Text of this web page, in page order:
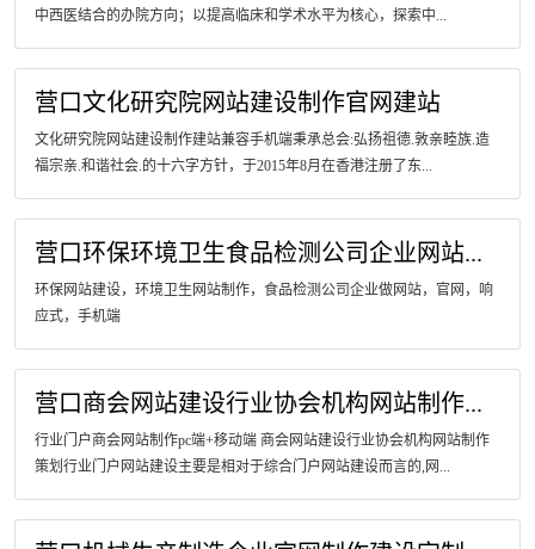
中西医结合的办院方向；以提高临床和学术水平为核心，探索中...
营口文化研究院网站建设制作官网建站
文化研究院网站建设制作建站兼容手机端秉承总会:弘扬祖德.敦亲睦族.造
福宗亲.和谐社会.的十六字方针，于2015年8月在香港注册了东...
营口环保环境卫生食品检测公司企业网站...
环保网站建设，环境卫生网站制作，食品检测公司企业做网站，官网，响
应式，手机端
营口商会网站建设行业协会机构网站制作...
行业门户商会网站制作pc端+移动端 商会网站建设行业协会机构网站制作
策划行业门户网站建设主要是相对于综合门户网站建设而言的,网...